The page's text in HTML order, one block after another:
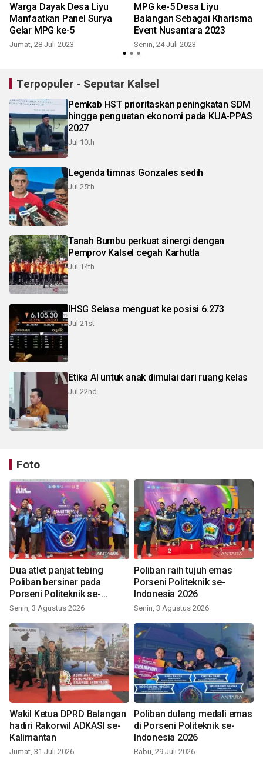
Warga Dayak Desa Liyu
Manfaatkan Panel Surya
Gelar MPG ke-5
Jumat, 28 Juli 2023
MPG ke-5 Desa Liyu
Balangan Sebagai Kharisma
Event Nusantara 2023
Senin, 24 Juli 2023
Terpopuler - Seputar Kalsel
Pemkab HST prioritaskan peningkatan SDM
hingga penguatan ekonomi pada KUA-PPAS
2027
Jul 10th
Legenda timnas Gonzales sedih
Jul 25th
Tanah Bumbu perkuat sinergi dengan
Pemprov Kalsel cegah Karhutla
Jul 14th
IHSG Selasa menguat ke posisi 6.273
Jul 21st
Etika AI untuk anak dimulai dari ruang kelas
Jul 22nd
Foto
Dua atlet panjat tebing
Poliban bersinar pada
Porseni Politeknik se-
Indonesia 2026
Senin, 3 Agustus 2026
Poliban raih tujuh emas
Porseni Politeknik se-
Indonesia 2026
Senin, 3 Agustus 2026
Wakil Ketua DPRD Balangan
hadiri Rakorwil ADKASI se-
Kalimantan
Jumat, 31 Juli 2026
Poliban dulang medali emas
di Porseni Politeknik se-
Indonesia 2026
Rabu, 29 Juli 2026